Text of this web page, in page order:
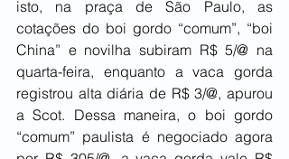
isto, na praça de São Paulo, as
cotações do boi gordo “comum”, “boi
China” e novilha subiram R$ 5/@ na
quarta-feira, enquanto a vaca gorda
registrou alta diária de R$ 3/@, apurou
a Scot. Dessa maneira, o boi gordo
“comum” paulista é negociado agora